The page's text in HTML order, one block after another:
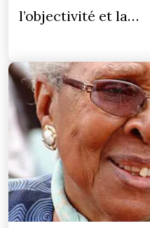
l’objectivité et la…